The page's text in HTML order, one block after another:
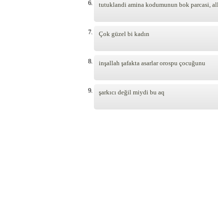
6. tutuklandi amina kodumunun bok parcasi,
7. Çok güzel bi kadın
8. inşallah şafakta asarlar orospu çocuğunu
9. şarkıcı değil miydi bu aq